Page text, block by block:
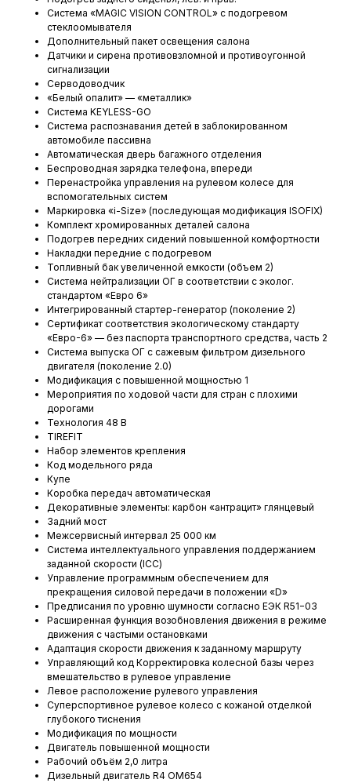
Система «MAGIC VISION CONTROL» с подогревом
стеклоомывателя
Дополнительный пакет освещения салона
Датчики и сирена противовзломной и противоугонной
сигнализации
Серводоводчик
«Белый опалит» — «металлик»
Система KEYLESS-GO
Система распознавания детей в заблокированном
автомобиле пассивна
Автоматическая дверь багажного отделения
Беспроводная зарядка телефона, впереди
Перенастройка управления на рулевом колесе для
вспомогательных систем
Маркировка «i-Size» (последующая модификация ISOFIX)
Комплект хромированных деталей салона
Подогрев передних сидений повышенной комфортности
Накладки передние с подогревом
Топливный бак увеличенной емкости (объем 2)
Система нейтрализации ОГ в соответствии с эколог.
стандартом «Евро 6»
Интегрированный стартер-генератор (поколение 2)
Сертификат соответствия экологическому стандарту
«Евро-6» — без паспорта транспортного средства, часть 2
Система выпуска ОГ с сажевым фильтром дизельного
двигателя (поколение 2.0)
Модификация с повышенной мощностью 1
Мероприятия по ходовой части для стран с плохими
дорогами
Технология 48 В
TIREFIT
Набор элементов крепления
Код модельного ряда
Купе
Коробка передач автоматическая
Декоративные элементы: карбон «антрацит» глянцевый
Задний мост
Межсервисный интервал 25 000 км
Система интеллектуального управления поддержанием
заданной скорости (ICC)
Управление программным обеспечением для
прекращения силовой передачи в положении «D»
Предписания по уровню шумности согласно ЕЭК R51−03
Расширенная функция возобновления движения в режиме
движения с частыми остановками
Адаптация скорости движения к заданному маршруту
Управляющий код Корректировка колесной базы через
вмешательство в рулевое управление
Левое расположение рулевого управления
Суперспортивное рулевое колесо с кожаной отделкой
глубокого тиснения
Модификация по мощности
Двигатель повышенной мощности
Рабочий объём 2,0 литра
Дизельный двигатель R4 OM654